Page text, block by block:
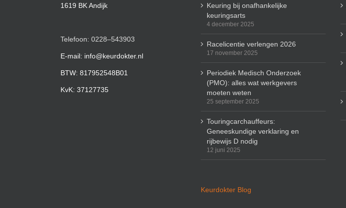
1619 BK Andijk
Telefoon: 0228–543903
E-mail: info@keurdokter.nl
BTW: 817952548B01
KvK: 37127735
Keuring bij onafhankelijke
keuringsarts
4 december 2025
Racelicentie verlengen 2026
17 november 2025
Periodiek Medisch Onderzoek
(PMO): alles wat werkgevers
moeten weten
25 september 2025
Touringcarchauffeurs:
Geneeskundige verklaring en
rijbewijs D nodig
12 juni 2025
Keurdokter Blog